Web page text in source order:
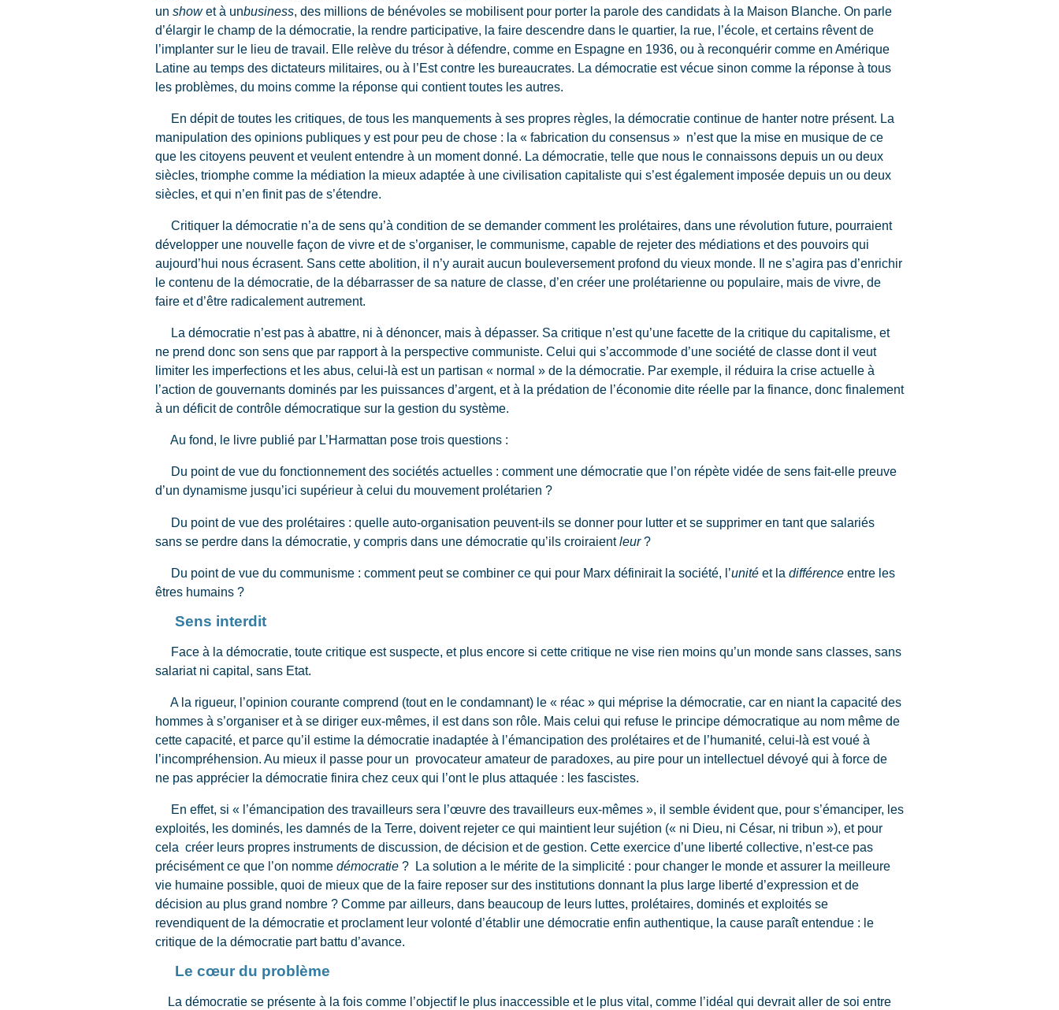
un showet à unbusiness, des millions de bénévoles se mobilisent pour porter la parole des candidats à la Maison Blanche. On parle
d’élargir le champ de la démocratie, la rendre participative, la faire descendre dans le quartier, la rue, l’école, et certains rêvent de
l’implanter sur le lieu de travail. Elle relève du trésor à défendre, comme en Espagne en 1936, ou à reconquérir comme en Amérique
Latine au temps des dictateurs militaires, ou à l’Est contre les bureaucrates. La démocratie est vécue sinon comme la réponse à tous
les problèmes, du moins comme la réponse qui contient toutes les autres.
En dépit de toutes les critiques, de tous les manquements à ses propres règles, la démocratie continue de hanter notre présent. La
manipulation des opinions publiques y est pour peu de chose : la « fabrication du consensus » n’est que la mise en musique de ce
que les citoyens peuvent et veulent entendre à un moment donné. La démocratie, telle que nous le connaissons depuis un ou deux
siècles, triomphe comme la médiation la mieux adaptée à une civilisation capitaliste qui s’est également imposée depuis un ou deux
siècles, et qui n’en finit pas de s’étendre.
Critiquer la démocratie n’a de sens qu’à condition de se demander comment les prolétaires, dans une révolution future, pourraient
développer une nouvelle façon de vivre et de s’organiser, le communisme, capable de rejeter des médiations et des pouvoirs qui
aujourd’hui nous écrasent. Sans cette abolition, il n’y aurait aucun bouleversement profond du vieux monde. Il ne s’agira pas d’enrichir
le contenu de la démocratie, de la débarrasser de sa nature de classe, d’en créer une prolétarienne ou populaire, mais de vivre, de
faire et d’être radicalement autrement.
La démocratie n’est pas à abattre, ni à dénoncer, mais à dépasser. Sa critique n’est qu’une facette de la critique du capitalisme, et
ne prend donc son sens que par rapport à la perspective communiste. Celui qui s’accommode d’une société de classe dont il veut
limiter les imperfections et les abus, celui-là est un partisan « normal » de la démocratie. Par exemple, il réduira la crise actuelle à
l’action de gouvernants dominés par les puissances d’argent, et à la prédation de l’économie dite réelle par la finance, donc finalement
à un déficit de contrôle démocratique sur la gestion du système.
Au fond, le livre publié par L’Harmattan pose trois questions :
Du point de vue du fonctionnement des sociétés actuelles : comment une démocratie que l’on répète vidée de sens fait-elle preuve
d’un dynamisme jusqu’ici supérieur à celui du mouvement prolétarien ?
Du point de vue des prolétaires : quelle auto-organisation peuvent-ils se donner pour lutter et se supprimer en tant que salariés
sans se perdre dans la démocratie, y compris dans une démocratie qu’ils croiraientleur?
Du point de vue du communisme : comment peut se combiner ce qui pour Marx définirait la société, l’unité et la différence entre les
êtres humains ?
Sens interdit
Face à la démocratie, toute critique est suspecte, et plus encore si cette critique ne vise rien moins qu’un monde sans classes, sans
salariat ni capital, sans Etat.
A la rigueur, l’opinion courante comprend (tout en le condamnant) le « réac » qui méprise la démocratie, car en niant la capacité des
hommes à s’organiser et à se diriger eux-mêmes, il est dans son rôle. Mais celui qui refuse le principe démocratique au nom même de
cette capacité, et parce qu’il estime la démocratie inadaptée à l’émancipation des prolétaires et de l’humanité, celui-là est voué à
l’incompréhension. Au mieux il passe pour un provocateur amateur de paradoxes, au pire pour un intellectuel dévoyé qui à force de
ne pas apprécier la démocratie finira chez ceux qui l’ont le plus attaquée : les fascistes.
En effet, si « l’émancipation des travailleurs sera l’œuvre des travailleurs eux-mêmes », il semble évident que, pour s’émanciper, les
exploités, les dominés, les damnés de la Terre, doivent rejeter ce qui maintient leur sujétion (« ni Dieu, ni César, ni tribun »), et pour
cela créer leurs propres instruments de discussion, de décision et de gestion. Cette exercice d’une liberté collective, n’est-ce pas
précisément ce que l’on nomme démocratie ? La solution a le mérite de la simplicité : pour changer le monde et assurer la meilleure
vie humaine possible, quoi de mieux que de la faire reposer sur des institutions donnant la plus large liberté d’expression et de
décision au plus grand nombre ? Comme par ailleurs, dans beaucoup de leurs luttes, prolétaires, dominés et exploités se
revendiquent de la démocratie et proclament leur volonté d’établir une démocratie enfin authentique, la cause paraît entendue : le
critique de la démocratie part battu d’avance.
Le cœur du problème
La démocratie se présente à la fois comme l’objectif le plus inaccessible et le plus vital, comme l’idéal qui devrait aller de soi entre